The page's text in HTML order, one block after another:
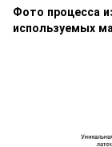
Фото процесса
используемых